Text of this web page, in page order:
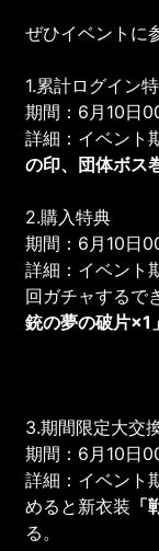
ぜひイベントに
1.累計ログイン
期間：6月10日
詳細：イベント
の印、 団体ボス
2.購入特典
期間：6月10日
詳細：イベント
回ガチャするで
銃の夢の破片×1」
3.期間限定大交
期間：6月10日
詳細：イベント
めると新衣装 「
る。